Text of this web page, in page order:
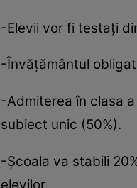
-Elevii vor fi testaţi
-Învăţământul
-Admiterea în clasa
subiect unic (50%).
-Şcoala va stabili